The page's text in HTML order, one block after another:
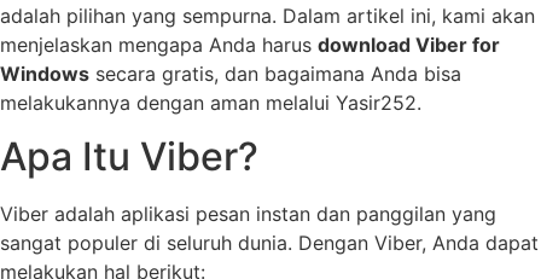
adalah pilihan yang sempurna. Dalam artikel ini, kami akan
menjelaskan mengapa Anda harus download Viber for
Windows secara gratis, dan bagaimana Anda bisa
melakukannya dengan aman melalui Yasir252.
Apa Itu Viber?
Viber adalah aplikasi pesan instan dan panggilan yang
sangat populer di seluruh dunia. Dengan Viber, Anda dapat
melakukan hal berikut: